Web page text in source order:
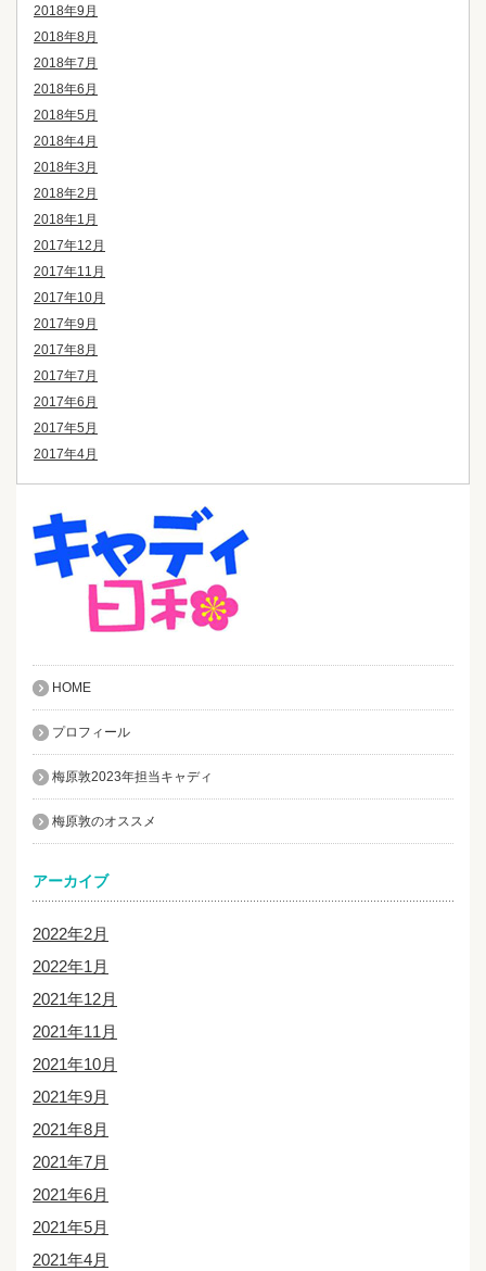
2018年9月
2018年8月
2018年7月
2018年6月
2018年5月
2018年4月
2018年3月
2018年2月
2018年1月
2017年12月
2017年11月
2017年10月
2017年9月
2017年8月
2017年7月
2017年6月
2017年5月
2017年4月
HOME
プロフィール
梅原敦2023年担当キャディ
梅原敦のオススメ
アーカイブ
2022年2月
2022年1月
2021年12月
2021年11月
2021年10月
2021年9月
2021年8月
2021年7月
2021年6月
2021年5月
2021年4月